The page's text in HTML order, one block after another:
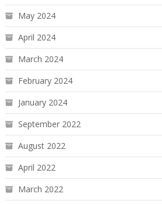
May 2024
April 2024
March 2024
February 2024
January 2024
September 2022
August 2022
April 2022
March 2022